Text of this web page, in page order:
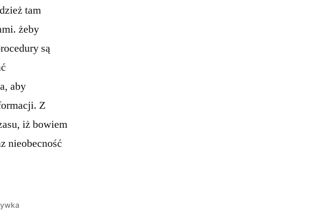
tam
żeby
są
aby
Z
iż bowiem
nieobecność